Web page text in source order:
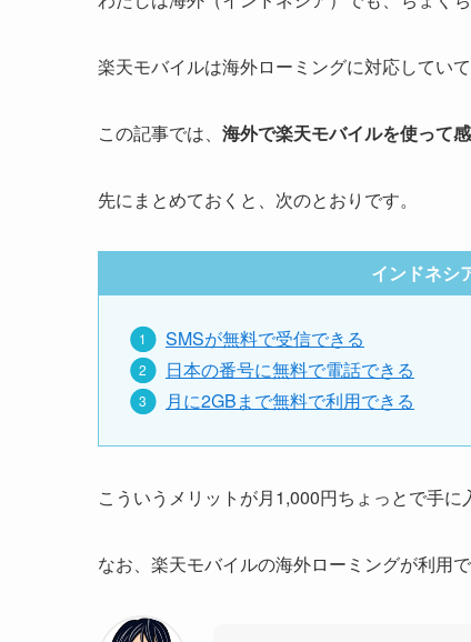
楽天モバイルは海外ローミングに対応してい
この記事では、 海外で楽天モバイルを使って
先にまとめておくと、次のとおりです。
インドネシ
SMSが無料で受信できる
日本の番号に無料で電話できる
月に2GBまで無料で利用できる
こういうメリットが月1,000円ちょっとで手に
なお、楽天モバイルの海外ローミングが利用